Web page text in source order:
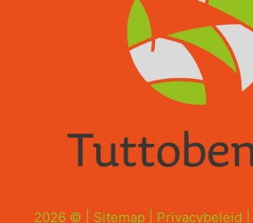
2026 © | Sitemap Privacybeleid